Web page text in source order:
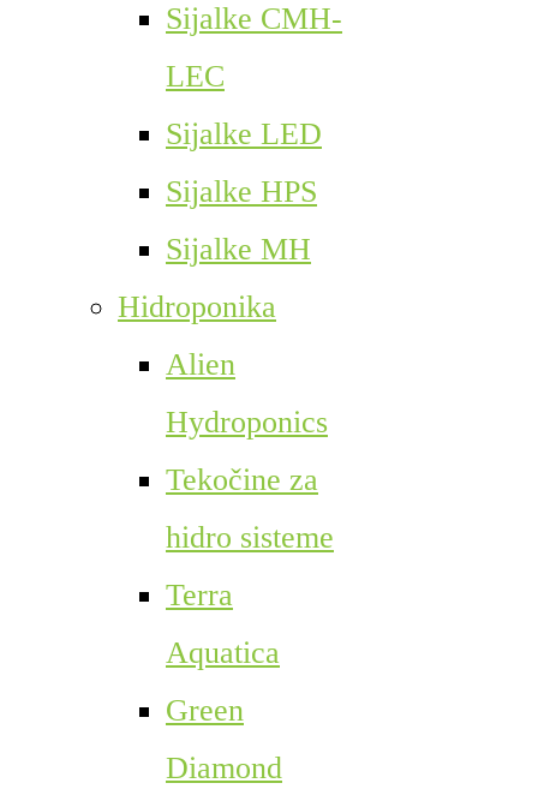
Sijalke CMH-
LEC
Sijalke LED
Sijalke HPS
Sijalke MH
Hidroponika
Alien
Hydroponics
Tekočine za
hidro sisteme
Terra
Aquatica
Green
Diamond